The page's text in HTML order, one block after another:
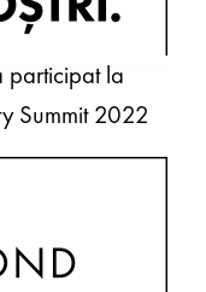
participat la
Summit 2022